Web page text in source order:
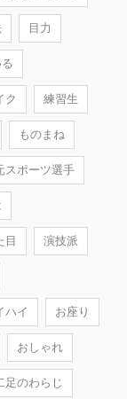
目力
ク 練習生
ものまね
スポーツ選手
目 演技派
ハイ お座り
おしゃれ
足のわらじ